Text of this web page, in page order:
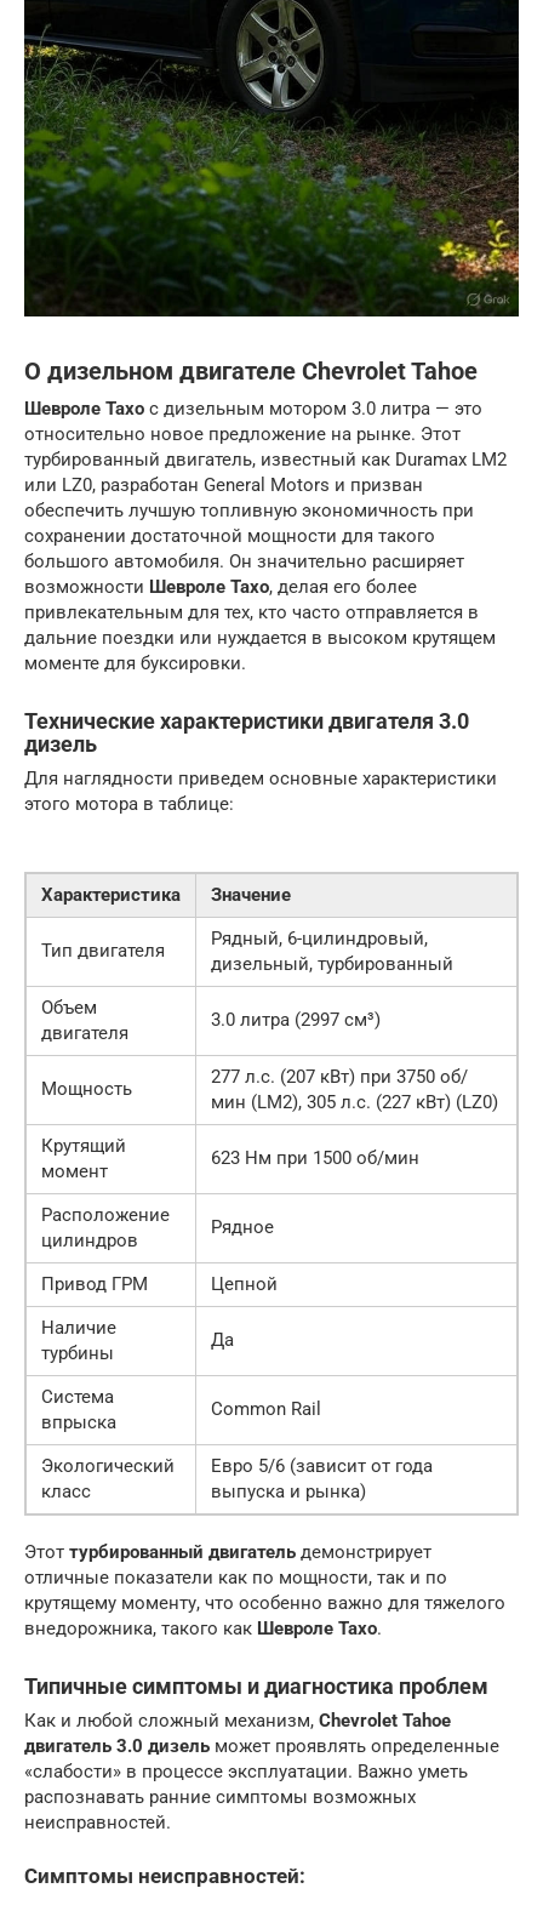
О дизельном двигателе Chevrolet Tahoe
Шевроле Тахо с дизельным мотором 3.0 литра — это
относительно новое предложение на рынке. Этот
турбированный двигатель, известный как Duramax LM2
или LZ0, разработан General Motors и призван
обеспечить лучшую топливную экономичность при
сохранении достаточной мощности для такого
большого автомобиля. Он значительно расширяет
возможности Шевроле Тахо, делая его более
привлекательным для тех, кто часто отправляется в
дальние поездки или нуждается в высоком крутящем
моменте для буксировки.
Технические характеристики двигателя 3.0
дизель
Для наглядности приведем основные характеристики
этого мотора в таблице:
Характеристика Значение
Тип двигателя
Рядный, 6-цилиндровый,
дизельный, турбированный
Объем
двигателя
3.0 литра (2997 см³)
Мощность
277 л.с. (207 кВт) при 3750 об/
мин (LM2), 305 л.с. (227 кВт) (LZ0)
Крутящий
момент
623 Нм при 1500 об/мин
Расположение
цилиндров
Рядное
Привод ГРМ
Цепной
Наличие
турбины
Да
Система
впрыска
Common Rail
Экологический
класс
Евро 5/6 (зависит от года
выпуска и рынка)
Этот турбированный двигатель демонстрирует
отличные показатели как по мощности, так и по
крутящему моменту, что особенно важно для тяжелого
внедорожника, такого как Шевроле Тахо.
Типичные симптомы и диагностика проблем
Как и любой сложный механизм, Chevrolet Tahoe
двигатель 3.0 дизель может проявлять определенные
«слабости» в процессе эксплуатации. Важно уметь
распознавать ранние симптомы возможных
неисправностей.
Симптомы неисправностей: